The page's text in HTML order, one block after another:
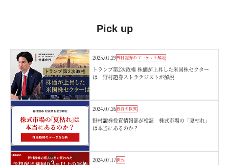
Pick up
2025.01.29野村證券のマーケット解説
トランプ第2次政権 株価が上昇した米国株セクター
は 野村證券ストラテジストが解説
2024.07.26投資の教養
野村證券投資情報部が検証 株式市場の「夏枯れ」
は本当にあるのか？
2024.07.17株式